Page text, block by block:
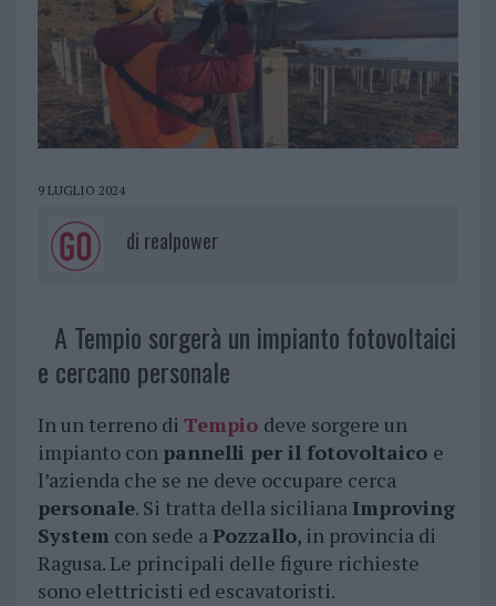
9 LUGLIO 2024
di realpower
A Tempio sorgerà un impianto fotovoltaici
e cercano personale
In un terreno di Tempio deve sorgere un
impianto con pannelli per il fotovoltaico e
l’azienda che se ne deve occupare cerca
personale. Si tratta della siciliana Improving
System con sede aPozzallo, in provincia di
Ragusa. Le principali delle figure richieste
sono elettricisti ed escavatoristi.